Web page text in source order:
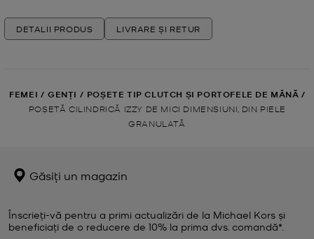
DETALII PRODUS LIVRARE ȘI RETUR
FEMEI / GENȚI / POȘETE TIP CLUTCH ȘI PORTOFELE DE MÂNĂ /
POȘETĂ CILINDRICĂ IZZY DE MICI DIMENSIUNI, DIN PIELE
GRANULATĂ
Găsiți un magazin
Înscrieți-vă pentru a primi actualizări de la Michael Kors și
beneficiați de o reducere de 10% la prima dvs. comandă*.